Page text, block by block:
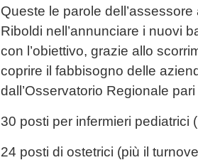
Queste le parole
Riboldi nell’annunciare i nuovi
con l’obiettivo, grazie allo
coprire il fabbisogno delle
dall’Osservatorio Regionale
30 posti per infermieri pediatrici
24 posti di ostetrici (più il